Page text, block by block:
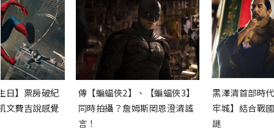
日】票房破紀
文費吉說感覺
傳【蝙蝠俠2】、【蝙蝠俠3】
同時拍攝？詹姆斯岡恩澄清謠
言！
黑澤清首部時
牢城】結合戰
謎